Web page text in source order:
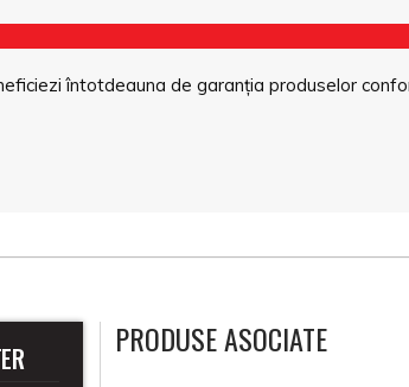
întotdeauna de garanția produselor
PRODUSE ASOCIATE